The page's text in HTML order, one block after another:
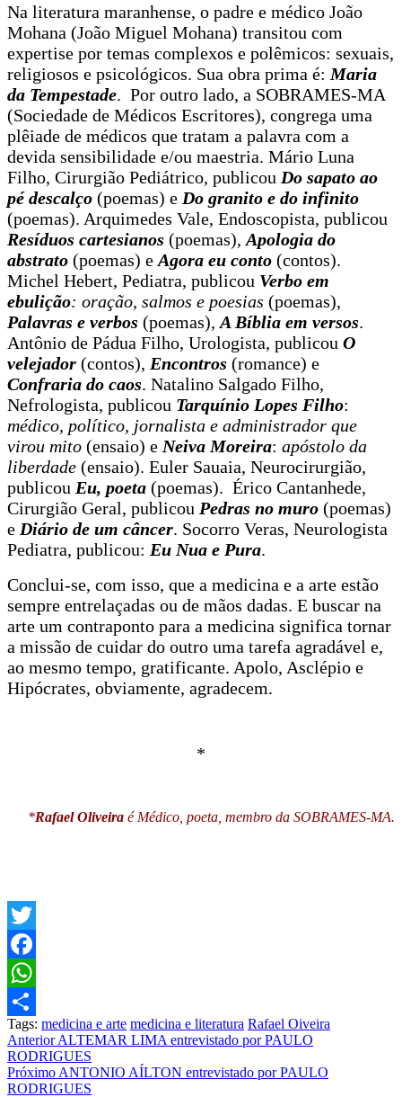
Na literatura maranhense, o padre e médico João
Mohana (João Miguel Mohana) transitou com
expertise por temas complexos e polêmicos: sexuais,
religiosos e psicológicos. Sua obra prima é: Maria
da Tempestade. Por outro lado, a SOBRAMES-MA
(Sociedade de Médicos Escritores), congrega uma
plêiade de médicos que tratam a palavra com a
devida sensibilidade e/ou maestria. Mário Luna
Filho, Cirurgião Pediátrico, publicou Do sapato ao
pé descalço (poemas) e Do granito e do infinito
(poemas). Arquimedes Vale, Endoscopista, publicou
Resíduos cartesianos (poemas), Apologia do
abstrato (poemas) e Agora eu conto (contos).
Michel Hebert, Pediatra, publicou Verbo em
ebulição: oração, salmos e poesias (poemas),
Palavras e verbos (poemas), A Bíblia em versos.
Antônio de Pádua Filho, Urologista, publicou O
velejador (contos), Encontros (romance) e
Confraria do caos. Natalino Salgado Filho,
Nefrologista, publicou Tarquínio Lopes Filho:
médico, político, jornalista e administrador que
virou mito (ensaio) e Neiva Moreira: apóstolo da
liberdade (ensaio). Euler Sauaia, Neurocirurgião,
publicou Eu, poeta (poemas). Érico Cantanhede,
Cirurgião Geral, publicou Pedras no muro (poemas)
e Diário de um câncer. Socorro Veras, Neurologista
Pediatra, publicou: Eu Nua e Pura.
Conclui-se, com isso, que a medicina e a arte estão
sempre entrelaçadas ou de mãos dadas. E buscar na
arte um contraponto para a medicina significa tornar
a missão de cuidar do outro uma tarefa agradável e,
ao mesmo tempo, gratificante. Apolo, Asclépio e
Hipócrates, obviamente, agradecem.
*
*Rafael Oliveira é Médico, poeta, membro da SOBRAMES-MA.
Twitter
Facebook
WhatsApp
Share
Tags: medicina e arte medicina e literatura Rafael Oiveira
Post
navigation
AnteriorALTEMAR LIMA entrevistado por PAULO
RODRIGUES
Próximo ANTONIO AÍLTON entrevistado por PAULO
RODRIGUES